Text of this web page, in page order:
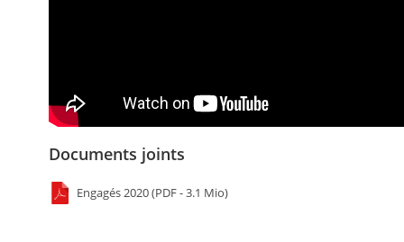
Documents joints
Engagés 2020 (PDF - 3.1 Mio)